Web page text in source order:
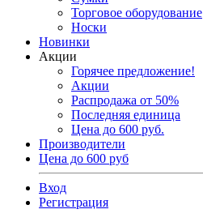
Торговое оборудование
Носки
Новинки
Акции
Горячее предложение!
Акции
Распродажа от 50%
Последняя единица
Цена до 600 руб.
Производители
Цена до 600 руб
Вход
Регистрация